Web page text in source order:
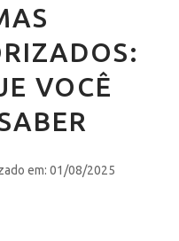
VOCÊ
em: 01/08/2025